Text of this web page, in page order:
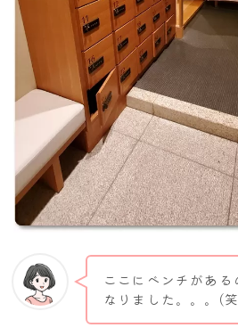
ここにベンチがあ
なりました。。。(